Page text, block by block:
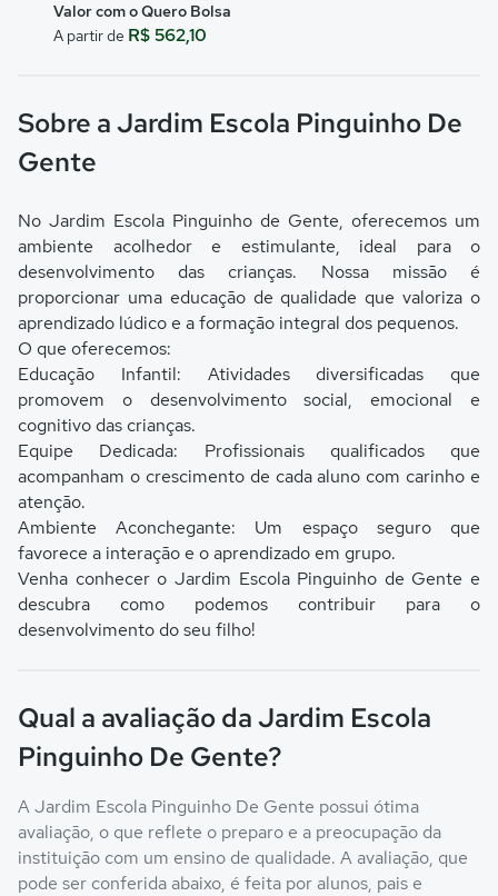
Valor com o Quero Bolsa
A partir de R$ 562,10
Sobre a Jardim Escola Pinguinho De
Gente
No Jardim Escola Pinguinho de Gente, oferecemos um
ambiente acolhedor e estimulante, ideal para o
desenvolvimento das crianças. Nossa missão é
proporcionar uma educação de qualidade que valoriza o
aprendizado lúdico e a formação integral dos pequenos.
O que oferecemos:
Educação Infantil: Atividades diversificadas que
promovem o desenvolvimento social, emocional e
cognitivo das crianças.
Equipe Dedicada: Profissionais qualificados que
acompanham o crescimento de cada aluno com carinho e
atenção.
Ambiente Aconchegante: Um espaço seguro que
favorece a interação e o aprendizado em grupo.
Venha conhecer o Jardim Escola Pinguinho de Gente e
descubra como podemos contribuir para o
desenvolvimento do seu filho!
Qual a avaliação da Jardim Escola
Pinguinho De Gente?
A Jardim Escola Pinguinho De Gente possui ótima
avaliação, o que reflete o preparo e a preocupação da
instituição com um ensino de qualidade. A avaliação, que
pode ser conferida abaixo, é feita por alunos, pais e